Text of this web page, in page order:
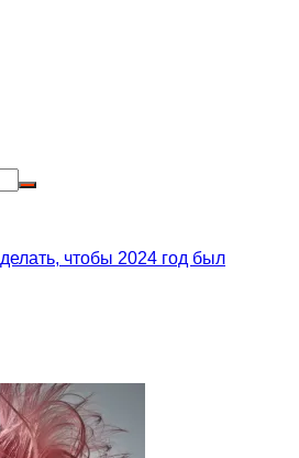
чтобы 2024 год был